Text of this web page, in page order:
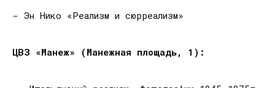
- Эн Нико «Реализм и сюрреализм»
ЦВЗ «Манеж» (Манежная площадь, 1):